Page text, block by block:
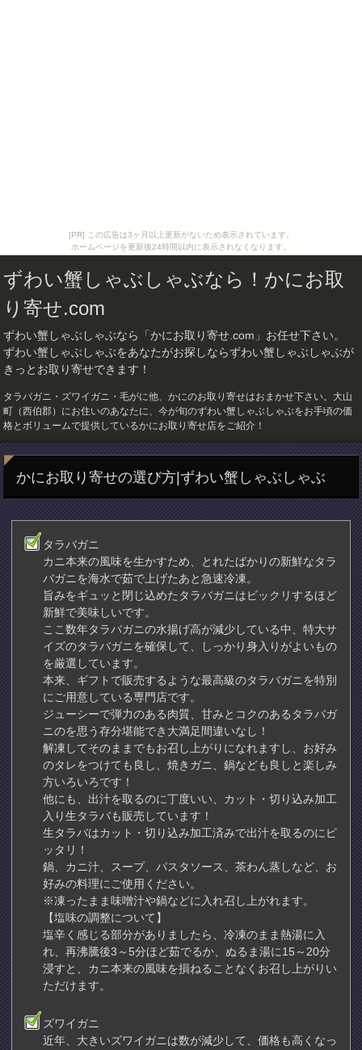
[PR] この広告は3ヶ月以上更新がないため表示されています。
ホームページを更新後24時間以内に表示されなくなります。
ずわい蟹しゃぶしゃぶなら！かにお取
り寄せ.com
ずわい蟹しゃぶしゃぶなら「かにお取り寄せ.com」お任せ下さい。
ずわい蟹しゃぶしゃぶをあなたがお探しならずわい蟹しゃぶしゃぶが
きっとお取り寄せできます！
タラバガニ・ズワイガニ・毛がに他、かにのお取り寄せはおまかせ下さい。大山
町（西伯郡）にお住いのあなたに、今が旬のずわい蟹しゃぶしゃぶをお手頃の価
格とボリュームで提供しているかにお取り寄せ店をご紹介！
かにお取り寄せの選び方|ずわい蟹しゃぶしゃぶ
タラバガニ
カニ本来の風味を生かすため、とれたばかりの新鮮なタラ
バガニを海水で茹で上げたあと急速冷凍。
旨みをギュッと閉じ込めたタラバガニはビックリするほど
新鮮で美味しいです。
ここ数年タラバガニの水揚げ高が減少している中、特大サ
イズのタラバガニを確保して、しっかり身入りがよいもの
を厳選しています。
本来、ギフトで販売するような最高級のタラバガニを特別
にご用意している専門店です。
ジューシーで弾力のある肉質、甘みとコクのあるタラバガ
ニのを思う存分堪能でき大満足間違いなし！
解凍してそのままでもお召し上がりになれますし、お好み
のタレをつけても良し、焼きガニ、鍋なども良しと楽しみ
方いろいろです！
他にも、出汁を取るのに丁度いい、カット・切り込み加工
入り生タラバも販売しています！
生タラバはカット・切り込み加工済みで出汁を取るのにピ
ッタリ！
鍋、カニ汁、スープ、パスタソース、茶わん蒸しなど、お
好みの料理にご使用ください。
※凍ったまま味噌汁や鍋などに入れ召し上がれます。
【塩味の調整について】
塩辛く感じる部分がありましたら、冷凍のまま熱湯に入
れ、再沸騰後3～5分ほど茹でるか、ぬるま湯に15～20分
浸すと、カニ本来の風味を損ねることなくお召し上がりい
ただけます。
ズワイガニ
近年、大きいズワイガニは数が減少して、価格も高くなっ